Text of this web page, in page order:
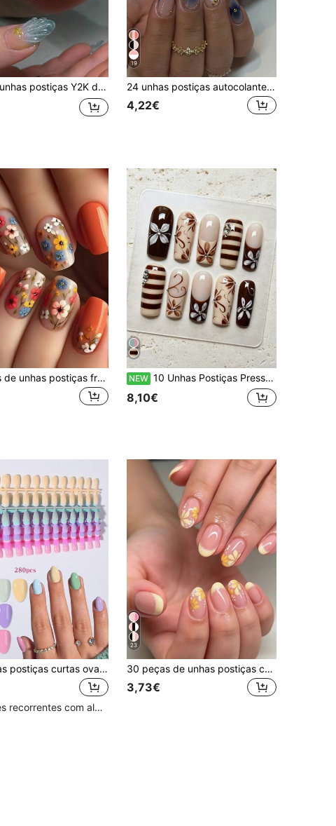
compridas e em forma de amêndoa, base nude com degradê azul-petróleo, design 3D de concha, estrela-do-mar, pérola e dourado, acabamento brilhante, estilo praia tropical, cobertura total, para mulheres e raparigas
19
24 unhas postiças autocolantes, degradê azul-cinzento com ponta francesa, textura de concha, decoração com estrela dourada e contas, brilhantes e reutilizáveis, para elevar o seu estilo, para o dia a dia, encontros e festas, inclui cola de gel e lima de unhas
4,22€
24 peças de unhas postiças francesas quadradas europeias curtas, manicure quadrada com estampa floral fresca, estilo doce e elegante, kit de unhas femininas removíveis com cobertura total, adequado para festas, bailes e uso diário, unhas postiças, suprimentos para unhas NEW 10 Unhas Postiças Press-On Retro Coffee Pintadas à Mão com Flores, Quadradas Médias Reutilizáveis Feitas à Mão com Base Nude, Riscas Castanhas, Flor Branca e Decoração com Strass Transparente, Arte de Unhas Vintage Suave Estilo Ins para Manicure Diária, Encontros e Férias
8,10€
280 unhas postiças curtas ovais brilhantes para colar (12 estilos mistos), conjunto de paleta de cores macaron, material acrílico, conjunto de unhas postiças curtas com ajuste perfeito, unhas de verão
Clientes recorrentes com alta taxa de retorno
23
30 peças de unhas postiças curtas ovais 3D em gel, design floral, unhas acrílicas francesas para colar, conjunto de unhas postiças curtas com ajuste perfeito, inclui: 1 peça de cola em gel e 1 peça de lima de unhas, unhas curtas e unhas de verão
3,73€